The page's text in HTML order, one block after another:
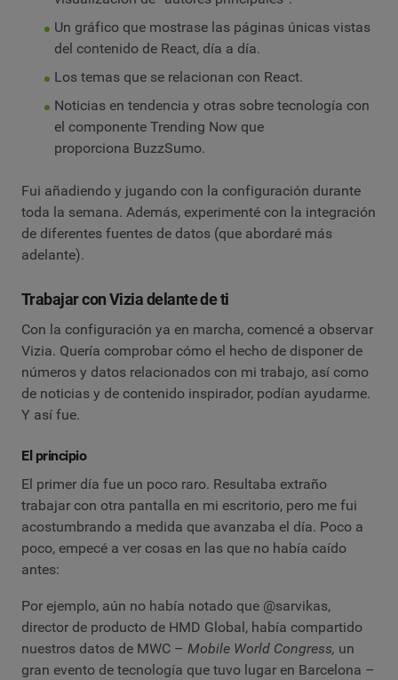
Un gráfico que mostrase las páginas únicas vistas
del contenido de React, día a día.
Los temas que se relacionan con React.
Noticias en tendencia y otras sobre tecnología con
el componente Trending Now que
proporciona BuzzSumo.
Fui añadiendo y jugando con la configuración durante
toda la semana. Además, experimenté con la integración
de diferentes fuentes de datos (que abordaré más
adelante).
Trabajar con Vizia delante de ti
Con la configuración ya en marcha, comencé a observar
Vizia. Quería comprobar cómo el hecho de disponer de
números y datos relacionados con mi trabajo, así como
de noticias y de contenido inspirador, podían ayudarme.
Y así fue.
El principio
El primer día fue un poco raro. Resultaba extraño
trabajar con otra pantalla en mi escritorio, pero me fui
acostumbrando a medida que avanzaba el día. Poco a
poco, empecé a ver cosas en las que no había caído
antes:
Por ejemplo, aún no había notado que @sarvikas,
director de producto de HMD Global, había compartido
nuestros datos de MWC – Mobile World Congress, un
gran evento de tecnología que tuvo lugar en Barcelona –